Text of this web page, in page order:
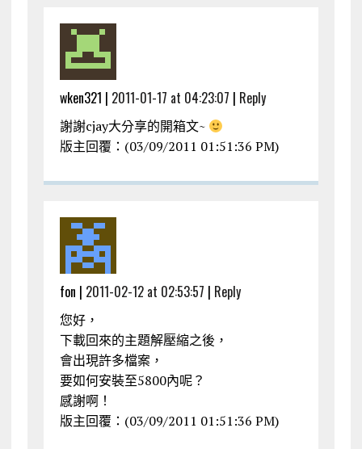
wken321 | 2011-01-17 at 04:23:07 | Reply
謝謝cjay大分享的開箱文~
版主回覆：(03/09/2011 01:51:36 PM)
fon | 2011-02-12 at 02:53:57 | Reply
您好，
下載回來的主題解壓縮之後，
會出現許多檔案，
要如何安裝至5800內呢？
感謝啊！
版主回覆：(03/09/2011 01:51:36 PM)